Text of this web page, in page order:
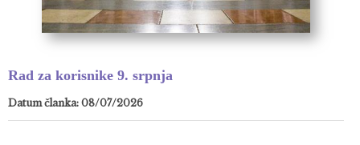
Rad za korisnike 9. srpnja
Datum članka: 08/07/2026